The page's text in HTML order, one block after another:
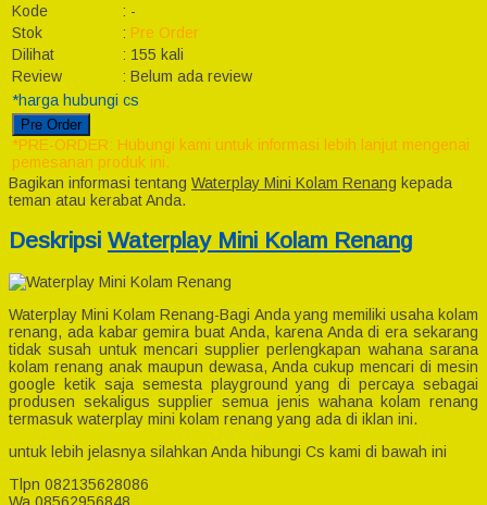
Kode : -
Stok
: Pre Order
Dilihat
: 155 kali
Review
: Belum ada review
*harga hubungi cs
Pre Order
*PRE-ORDER: Hubungi kami untuk informasi lebih lanjut mengenai
pemesanan produk ini.
Bagikan informasi tentang Waterplay Mini Kolam Renang kepada
teman atau kerabat Anda.
Deskripsi Waterplay Mini Kolam Renang
Waterplay Mini Kolam Renang-Bagi Anda yang memiliki usaha kolam
renang, ada kabar gemira buat Anda, karena Anda di era sekarang
tidak susah untuk mencari supplier perlengkapan wahana sarana
kolam renang anak maupun dewasa, Anda cukup mencari di mesin
google ketik saja semesta playground yang di percaya sebagai
produsen sekaligus supplier semua jenis wahana kolam renang
termasuk waterplay mini kolam renang yang ada di iklan ini.
untuk lebih jelasnya silahkan Anda hibungi Cs kami di bawah ini
Tlpn 082135628086
Wa 08562956848